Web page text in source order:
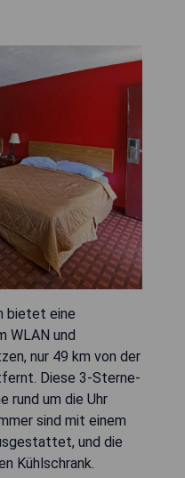
bietet eine
WLAN und
nur 49 km von der
Diese 3-Sterne-
rund um die Uhr
sind mit einem
und die
Kühlschrank.